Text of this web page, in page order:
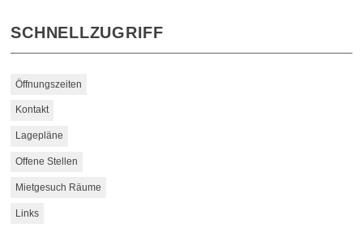
SCHNELLZUGRIFF
Öffnungszeiten
Kontakt
Lagepläne
Offene Stellen
Mietgesuch Räume
Links